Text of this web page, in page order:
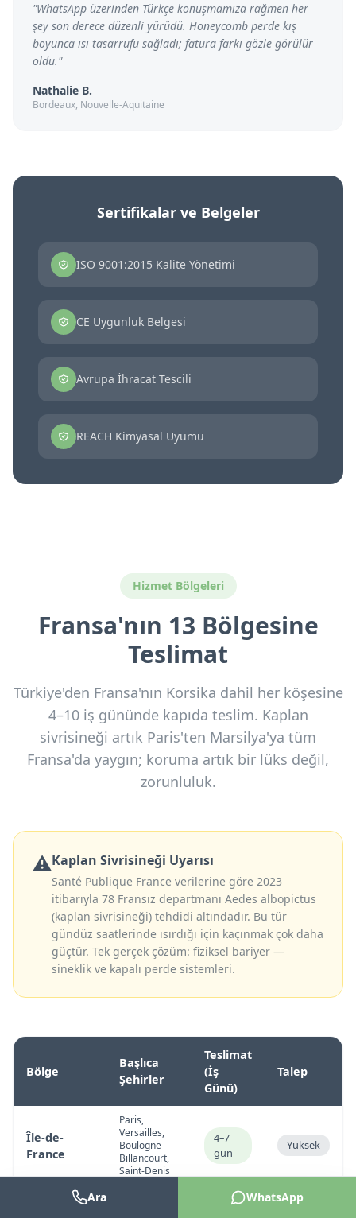
"WhatsApp üzerinden Türkçe konuşmamıza rağmen her
şey son derece düzenli yürüdü. Honeycomb perde kış
boyunca ısı tasarrufu sağladı; fatura farkı gözle görülür
oldu."
Nathalie B.
Bordeaux, Nouvelle-Aquitaine
Sertifikalar ve Belgeler
ISO 9001:2015 Kalite Yönetimi
CE Uygunluk Belgesi
Avrupa İhracat Tescili
REACH Kimyasal Uyumu
Hizmet Bölgeleri
Fransa'nın 13 Bölgesine
Teslimat
Türkiye'den Fransa'nın Korsika dahil her köşesine
4–10 iş gününde kapıda teslim. Kaplan
sivrisineği artık Paris'ten Marsilya'ya tüm
Fransa'da yaygın; koruma artık bir lüks değil,
zorunluluk.
⚠️Kaplan Sivrisineği Uyarısı
Santé Publique France verilerine göre 2023
itibarıyla 78 Fransız departmanı Aedes albopictus
(kaplan sivrisineği) tehdidi altındadır. Bu tür
gündüz saatlerinde ısırdığı için kaçınmak çok daha
güçtür. Tek gerçek çözüm: fiziksel bariyer —
sineklik ve kapalı perde sistemleri.
Bölge
Başlıca
Şehirler
Teslimat
(İş
Günü)
Talep
Île-de-
France
Paris,
Versailles,
Boulogne-
Billancourt,
Saint-Denis
4–7
gün
Yüksek
Provence- Ara WhatsApp